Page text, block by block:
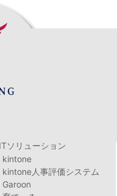
ITソリューション
kintone
kintone人事評価システム
Garoon